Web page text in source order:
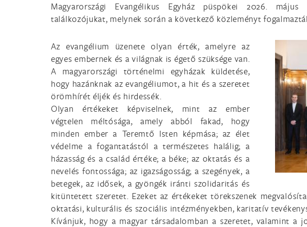
Magyarországi Evangélikus Egyház püspökei 2026.
találkozójukat, melynek során a következő közleményt
Az evangélium üzenete olyan érték, amelyre az
egyes embernek és a világnak is égető szüksége van.
A magyarországi történelmi egyházak küldetése,
hogy hazánknak az evangéliumot, a hit és a szeretet
örömhírét éljék és hirdessék.
Olyan értékeket képviselnek, mint az ember
végtelen méltósága, amely abból fakad, hogy
minden ember a Teremtő Isten képmása; az élet
védelme a fogantatástól a természetes halálig; a
házasság és a család értéke; a béke; az oktatás és a
nevelés fontossága; az igazságosság; a szegények, a
betegek, az idősek, a gyöngék iránti szolidaritás és
kitüntetett szeretet. Ezeket az értékeket törekszenek
oktatási, kulturális és szociális intézményekben, karitatív
Kívánjuk, hogy a magyar társadalomban a szeretet, valamint a